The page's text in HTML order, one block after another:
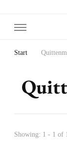
Start
Showing: 1 - 1 of